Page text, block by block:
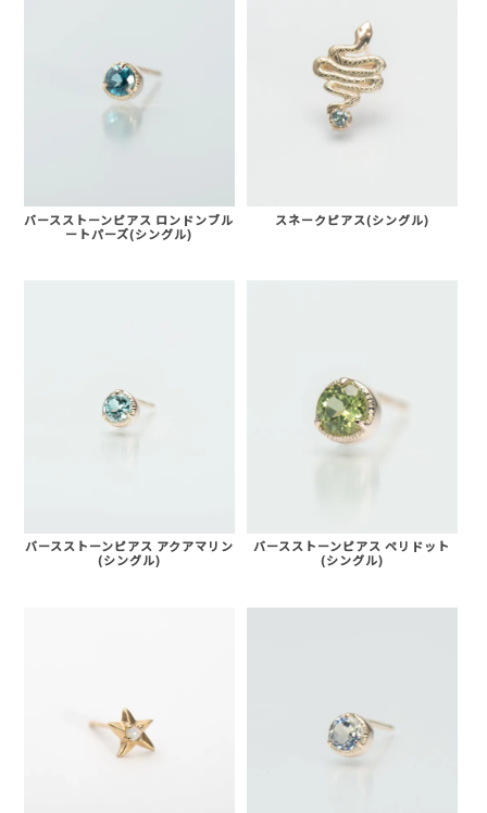
バースストーンピアス ロンドンブル
ートパーズ(シングル)
スネークピアス(シングル)
バースストーンピアス アクアマリン
(シングル)
バースストーンピアス ペリドット
(シングル)